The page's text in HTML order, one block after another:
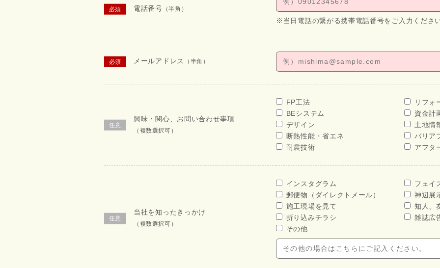
電話番号 （半角）
※当日電話の繋がる携帯電話番号をご入力くださ
メールアドレス （半角）
興味・関心、お問い合わせ事項
（複数選択可）
FP工法
リフォ
BEシステム
資金計
デザイン
土地情
断熱性能・省エネ
バリア
耐震技術
アフタ
当社を知ったきっかけ
（複数選択可）
インスタグラム
フェイ
郵便物（ダイレクトメール）
神辺展
施工現場を見て
知人、
折り込みチラシ
雑誌広
その他